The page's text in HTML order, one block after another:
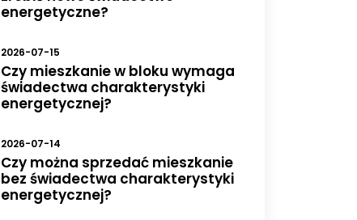
energetyczne?
2026-07-15
Czy mieszkanie w bloku wymaga
świadectwa charakterystyki
energetycznej?
2026-07-14
Czy można sprzedać mieszkanie
bez świadectwa charakterystyki
energetycznej?